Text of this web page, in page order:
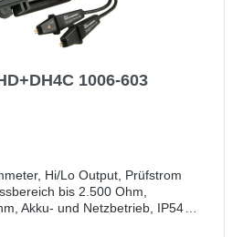
1006-603
Hi/Lo Output, Prüfstrom
Messbereich bis 2.500 Ohm,
Akku- und Netzbetrieb, IP54